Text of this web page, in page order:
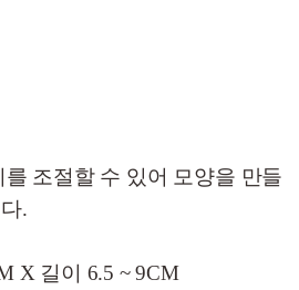
조절할 수 있어 모양을 만들
.
X 길이 6.5 ~ 9CM